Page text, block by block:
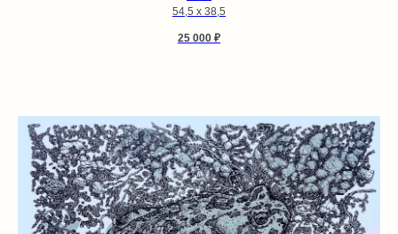
54,5 х 38,5
25 000 ₽
ПОДПИСАТЬСЯ НА НОВОСТИ